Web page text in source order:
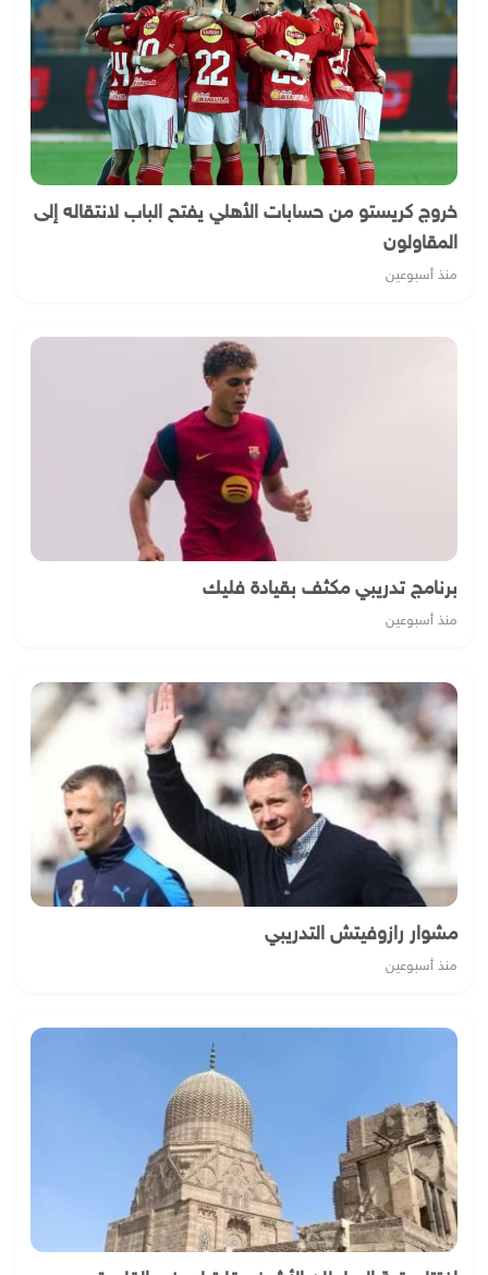
خروج كريستو من حسابات الأهلي يفتح الباب لانتقاله إلى
المقاولون
منذ أسبوعين
برنامج تدريبي مكثف بقيادة فليك
منذ أسبوعين
مشوار رازوفيتش التدريبي
منذ أسبوعين